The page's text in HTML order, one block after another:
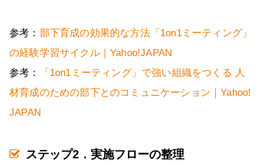
参考： 部下育成の効果的な方法「1on1ミーティング」
の経験学習サイクル｜Yahoo!JAPAN
参考：
「1on1ミーティング」で強い組織をつくる 人
材育成のための部下とのコミュニケーション｜Yahoo!
JAPAN
ステップ2．実施フローの整理